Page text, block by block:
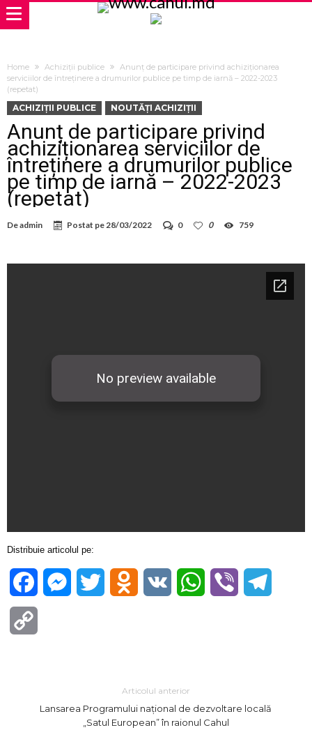
Home Achiziții publice
Anunț de participare privind achiziționarea
serviciilor de întreținere a drumurilor publice pe timp de iarnă – 2022-2023
(repetat)
ACHIZIȚII PUBLICE NOUTĂȚI ACHIZIȚII
Anunț de participare privind
achiziționarea serviciilor de
întreținere a drumurilor publice
pe timp de iarnă – 2022-2023
(repetat)
Deadmin Postat pe28/03/2022 0 0 759
Distribuie articolul pe:
FacebookMessenger
Twitter Odnoklassniki
VK WhatsApp
Viber
Articolul anterior
Lansarea Programului național de dezvoltare locală
„Satul European” în raionul Cahul